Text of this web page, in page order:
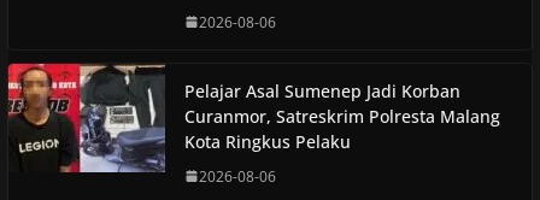
2026-08-06
Pelajar Asal Sumenep Jadi Korban
Curanmor, Satreskrim Polresta Malang
Kota Ringkus Pelaku
2026-08-06